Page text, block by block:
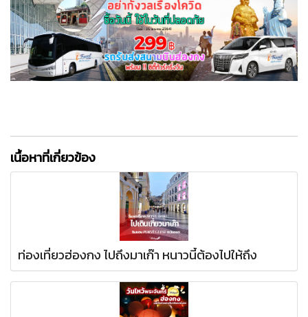
เนื้อหาที่เกี่ยวข้อง
ท่องเที่ยวฮ่องกง ไปถึงมาเก๊า หนาวนี้ต้องไปให้ถึง